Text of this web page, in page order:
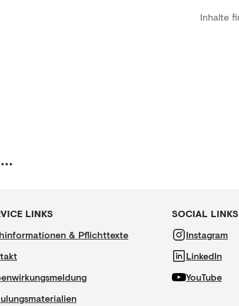
LINKS
& Pflichttexte
SOCIAL LINKS
Instagram
LinkedIn
YouTube